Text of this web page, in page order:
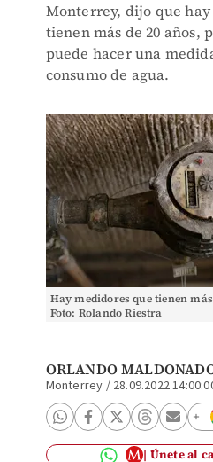
Monterrey, dijo que
tienen más de 20 años,
puede hacer una
consumo de agua.
Hay medidores que tienen
Foto: Rolando Riestra
ORLANDO
Monterrey / 28.09.2022
Únete al